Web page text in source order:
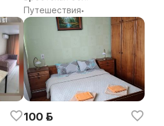
Путешествия•
100 р.